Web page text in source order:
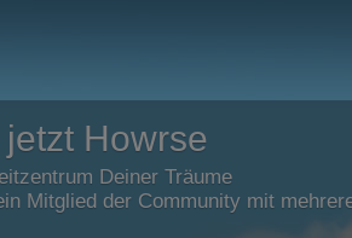
Howrse
Deiner Träume
Mitglied der Community mit